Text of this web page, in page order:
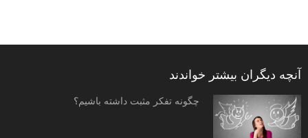
آنچه دیگران بیشتر خواندند
چگونه تفکر مثبت داشته باشیم؟